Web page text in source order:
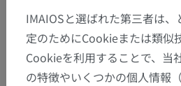
Snell RS. Clinical Neuroanatomy. 8th
2019.
IMAIOSと選ばれた第三者は
定のためにCookieまたは類似
Cookieを利用することで、当
の特徴やいくつかの個人情報